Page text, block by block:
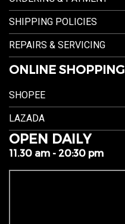
SHIPPING POLICIES
REPAIRS & SERVICING
ONLINE SHOPPING
SHOPEE
LAZADA
OPEN DAILY
11.30 am - 20:30 pm